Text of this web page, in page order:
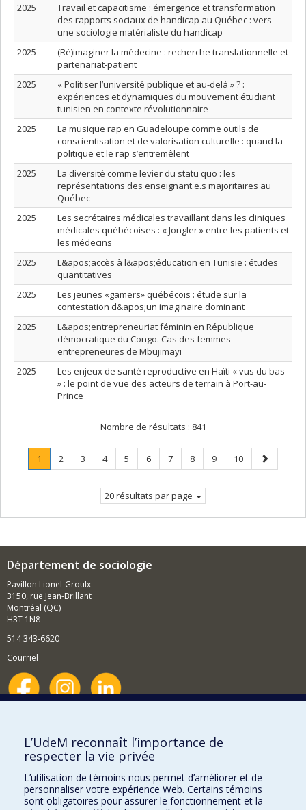
2025
Travail et capacitisme : émergence et transformation
des rapports sociaux de handicap au Québec : vers
une sociologie matérialiste du handicap
2025
(Ré)imaginer la médecine : recherche translationnelle et
partenariat-patient
2025
« Politiser l’université publique et au-delà » ? :
expériences et dynamiques du mouvement étudiant
tunisien en contexte révolutionnaire
2025
La musique rap en Guadeloupe comme outils de
conscientisation et de valorisation culturelle : quand la
politique et le rap s’entremêlent
2025
La diversité comme levier du statu quo : les
représentations des enseignant.e.s majoritaires au
Québec
2025
Les secrétaires médicales travaillant dans les cliniques
médicales québécoises : « Jongler » entre les patients et
les médecins
2025
L&apos;accès à l&apos;éducation en Tunisie : études
quantitatives
2025
Les jeunes «gamers» québécois : étude sur la
contestation d&apos;un imaginaire dominant
2025
L&apos;entrepreneuriat féminin en République
démocratique du Congo. Cas des femmes
entrepreneures de Mbujimayi
2025
Les enjeux de santé reproductive en Haïti « vus du bas
» : le point de vue des acteurs de terrain à Port-au-
Prince
Nombre de résultats : 841
Page
1
Page
Page
2 Page
3 Page
4 Page
5 Page
6 Page
7 Page
8 Page
9 Page
10
Page
suivante
20 résultats par page
Département de sociologie
Pavillon Lionel-Groulx
3150, rue Jean-Brillant
Montréal (QC)
H3T 1N8
514 343-6620
Courriel
Comment soutenir le Département?
BESOIN D'AIDE?
Plan du site
Signaler une erreur
L’UdeM reconnaît l’importance de
respecter la vie privée
L’utilisation de témoins nous permet d’améliorer et de
personnaliser votre expérience Web. Certains témoins
sont obligatoires pour assurer le fonctionnement et la